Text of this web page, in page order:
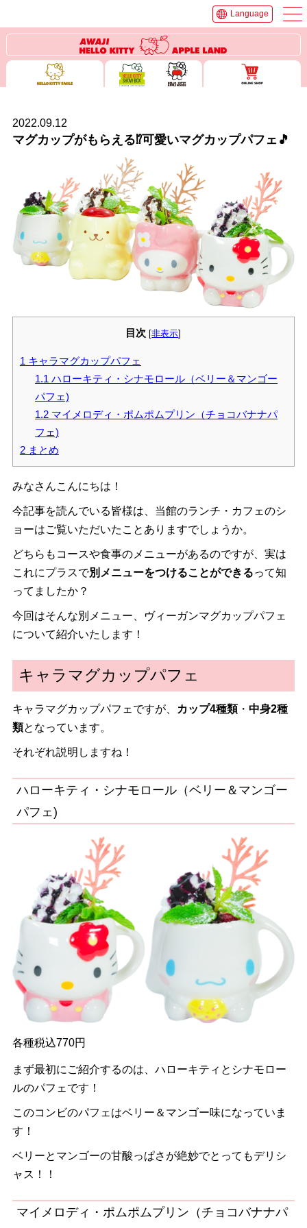
Language
2022.09.12
マグカップがもらえる⁉可愛いマグカップパフェ🎵
目次 [非表示]
1 キャラマグカップパフェ
1.1 ハローキティ・シナモロール（ベリー＆マンゴー
パフェ)
1.2 マイメロディ・ポムポムプリン（チョコバナナパ
フェ)
2まとめ
みなさんこんにちは！
今記事を読んでいる皆様は、当館のランチ・カフェのシ
ョーはご覧いただいたことありますでしょうか。
どちらもコースや食事のメニューがあるのですが、実は
これにプラスで別メニューをつけることができるって知
ってましたか？
今回はそんな別メニュー、ヴィーガンマグカップパフェ
について紹介いたします！
キャラマグカップパフェ
キャラマグカップパフェですが、 カップ4種類・ 中身2種
類となっています。
それぞれ説明しますね！
ハローキティ・シナモロール（ベリー＆マンゴー
パフェ)
各種税込770円
まず最初にご紹介するのは、ハローキティとシナモロー
ルのパフェです！
このコンビのパフェはベリー＆マンゴー味になっていま
す！
ベリーとマンゴーの甘酸っぱさが絶妙でとってもデリシ
ャス！！
マイメロディ・ポムポムプリン（チョコバナナパ